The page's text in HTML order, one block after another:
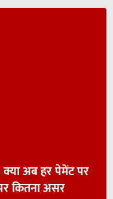
क्या अब हर पेमेंट पर
कितना असर